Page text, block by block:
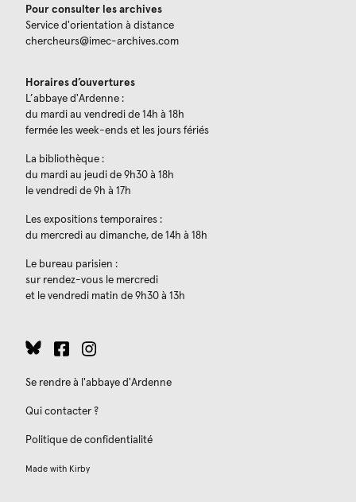
Pour consulter les archives
Service d'orientation à distance
chercheurs@imec-archives.com
Horaires d’ouvertures
L’abbaye d'Ardenne :
du mardi au vendredi de 14h à 18h
fermée les week-ends et les jours fériés
La bibliothèque :
du mardi au jeudi de 9h30 à 18h
le vendredi de 9h à 17h
Les expositions temporaires :
du mercredi au dimanche, de 14h à 18h
Le bureau parisien :
sur rendez-vous le mercredi
et le vendredi matin de 9h30 à 13h
Se rendre à l'abbaye d'Ardenne
Qui contacter ?
Politique de confidentialité
Made with Kirby